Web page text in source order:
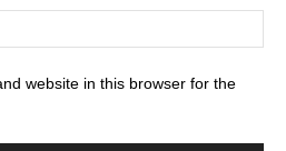
website in this browser for the